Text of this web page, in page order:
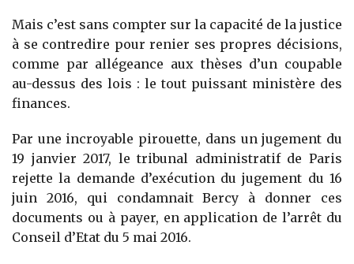
Mais c’est sans compter sur la capacité de la justice
à se contredire pour renier ses propres décisions,
comme par allégeance aux thèses d’un coupable
au-dessus des lois : le tout puissant ministère des
finances.
Par une incroyable pirouette, dans un jugement du
19 janvier 2017, le tribunal administratif de Paris
rejette la demande d’exécution du jugement du 16
juin 2016, qui condamnait Bercy à donner ces
documents ou à payer, en application de l’arrêt du
Conseil d’Etat du 5 mai 2016.